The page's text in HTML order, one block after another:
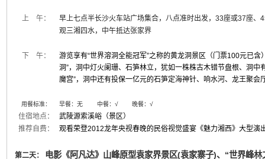
上 午：
早上七点半长沙火车站广场集合，八点准时出发，33座或37座、
观三湘四水，中午抵达张家界
下 午：
游览享有“世界溶洞全能冠军”之称的黄龙洞景区（门票100元已
洞”，洞中灯火阑珊、石笋林立，犹如一株株古木错节盘根、洞
魔宫”，洞中还有投保一亿元的石笋定海神针、响水河、龙王聚会
用餐标准： 早餐：无 中餐：√ 晚餐：√
住宿地点：
武陵源索溪峪（景区）
推荐自费：
观看荣登2012龙年央视春晚的民俗视觉盛宴《魅力湘西》大型演
第二天： 电影《阿凡达》山峰原型袁家界景区(袁家寨子)、“世界峰